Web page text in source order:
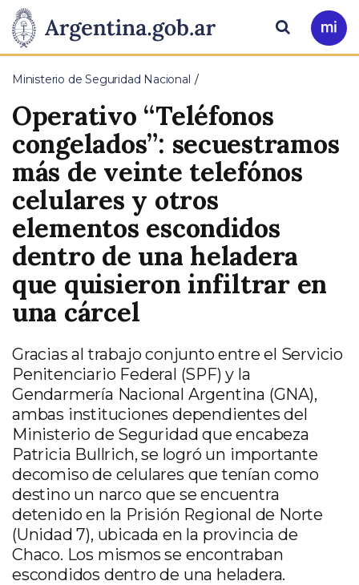
Presidencia
de
la
Nación
Pasar al contenido principal
Ir
a
Buscar
Ministerio de Seguridad Nacional
Operativo “Teléfonos
congelados”: secuestramos
más de veinte telefónos
celulares y otros
elementos escondidos
dentro de una heladera
que quisieron infiltrar en
una cárcel
Gracias al trabajo conjunto entre el Servicio
Penitenciario Federal (SPF) y la
Gendarmería Nacional Argentina (GNA),
ambas instituciones dependientes del
Ministerio de Seguridad que encabeza
Patricia Bullrich, se logró un importante
decomiso de celulares que tenían como
destino un narco que se encuentra
detenido en la Prisión Regional de Norte
(Unidad 7), ubicada en la provincia de
Chaco. Los mismos se encontraban
escondidos dentro de una heladera.